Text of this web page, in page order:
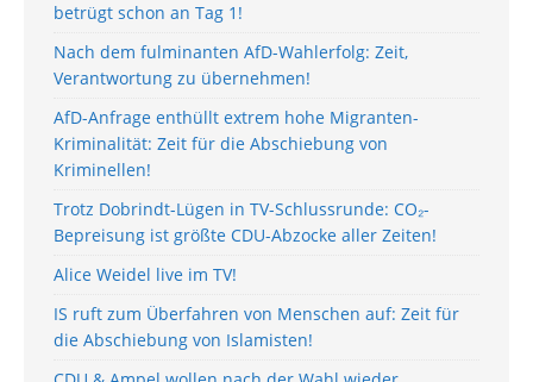
betrügt schon an Tag 1!
Nach dem fulminanten AfD-Wahlerfolg: Zeit,
Verantwortung zu übernehmen!
AfD-Anfrage enthüllt extrem hohe Migranten-
Kriminalität: Zeit für die Abschiebung von
Kriminellen!
Trotz Dobrindt-Lügen in TV-Schlussrunde: CO₂-
Bepreisung ist größte CDU-Abzocke aller Zeiten!
Alice Weidel live im TV!
IS ruft zum Überfahren von Menschen auf: Zeit für
die Abschiebung von Islamisten!